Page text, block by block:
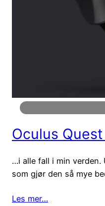
Oculus
…i alle fall i min verden.
som gjør den så mye
Les mer…